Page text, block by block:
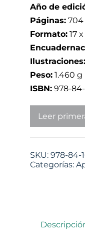
Año de
Páginas: 704
Formato: 17
Ilustraciones:
Peso: 1.460 g
ISBN: 978-
Leer
SKU: 978-84-
Categorías: